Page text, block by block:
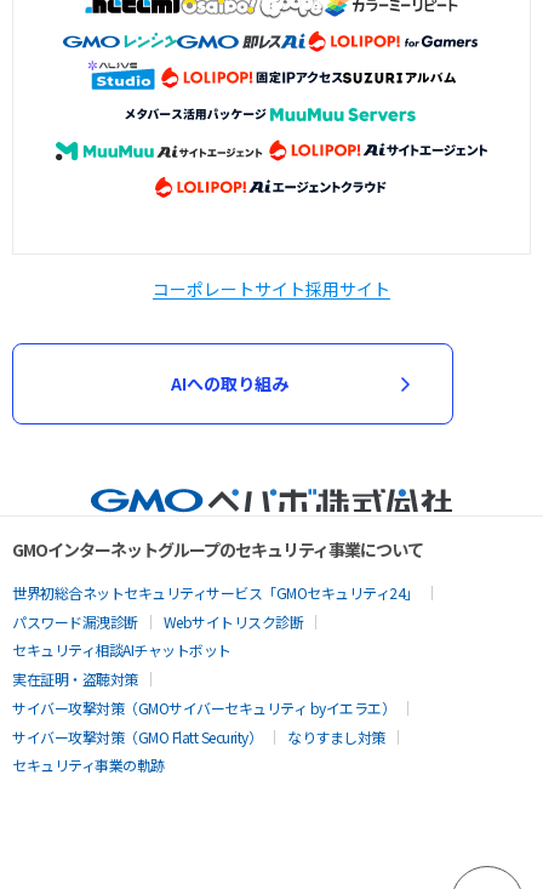
コーポレートサイト採用サイト
AIへの取り組み
GMOインターネットグループのセキュリティ事業について
世界初総合ネットセキュリティサービス「GMOセキュリティ24」
パスワード漏洩診断
Webサイトリスク診断
セキュリティ相談AIチャットボット
実在証明・盗聴対策
サイバー攻撃対策（GMOサイバーセキュリティ byイエラエ）
サイバー攻撃対策（GMO Flatt Security）
なりすまし対策
セキュリティ事業の軌跡